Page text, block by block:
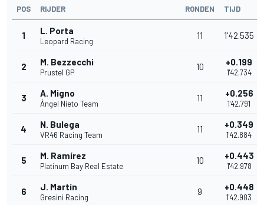
POS RIJDER RONDEN TIJD
1 L. Porta
Leopard Racing
11 1'42.535
2 M. Bezzecchi
Prustel GP
10 +0.199
1'42.734
3 A. Migno
Ángel Nieto Team
11 +0.256
1'42.791
4 N. Bulega
VR46 Racing Team
11 +0.349
1'42.884
5 M. Ramírez
Platinum Bay Real Estate
10 +0.443
1'42.978
6 J. Martín
Gresini Racing
9 +0.448
1'42.983